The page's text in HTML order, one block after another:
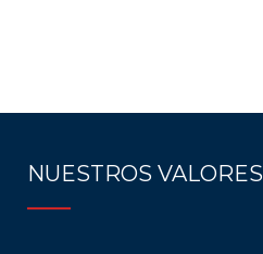
NUESTROS VALORES